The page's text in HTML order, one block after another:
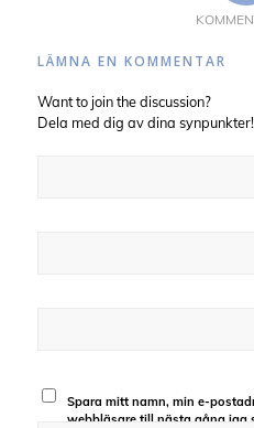
LÄMNA EN KOMMENTAR
Want to join the discussion?
Dela med dig av dina synpunkter!
Spara mitt namn, min e-
webbläsare till nästa gång jag